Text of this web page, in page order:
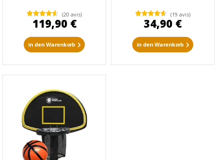
(20 avis)
119,90 €
in den Warenkorb
(19 avis)
34,90 €
in den Warenkorb